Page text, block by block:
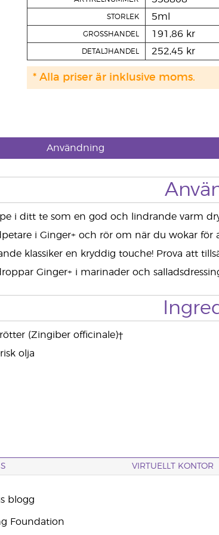
STORLEK 5ml
GROSSHANDEL 191,86 kr
DETALJHANDEL 252,45 kr
* Alla priser är inklusive moms.
Användning
i ditt te som en god och lindrande varm
i Ginger+ och rör om när du wokar för
klassiker en kryddig touche! Prova att
Ginger+ i marinader och
(Zingiber officinale)†
olja
VIRTUELLT KONTOR
blogg
Foundation